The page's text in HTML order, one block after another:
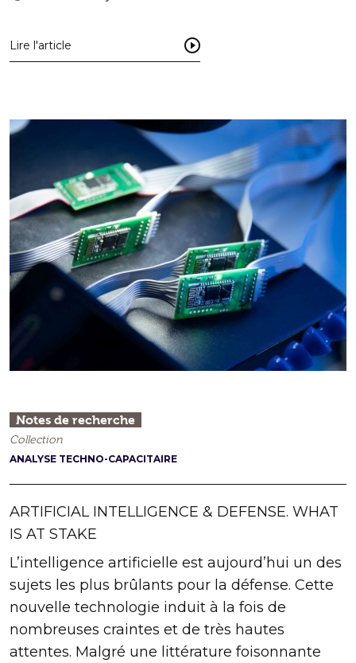
Lire l'article
Notes de recherche
Collection
ANALYSE TECHNO-CAPACITAIRE
ARTIFICIAL INTELLIGENCE & DEFENSE. WHAT
IS AT STAKE
L’intelligence artificielle est aujourd’hui un des
sujets les plus brûlants pour la défense. Cette
nouvelle technologie induit à la fois de
nombreuses craintes et de très hautes
attentes. Malgré une littérature foisonnante